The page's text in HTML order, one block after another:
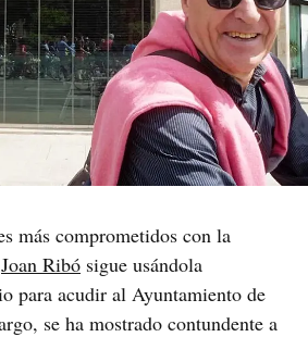
más comprometidos con la
Joan Ribó sigue usándola
para acudir al Ayuntamiento de
se ha mostrado contundente a